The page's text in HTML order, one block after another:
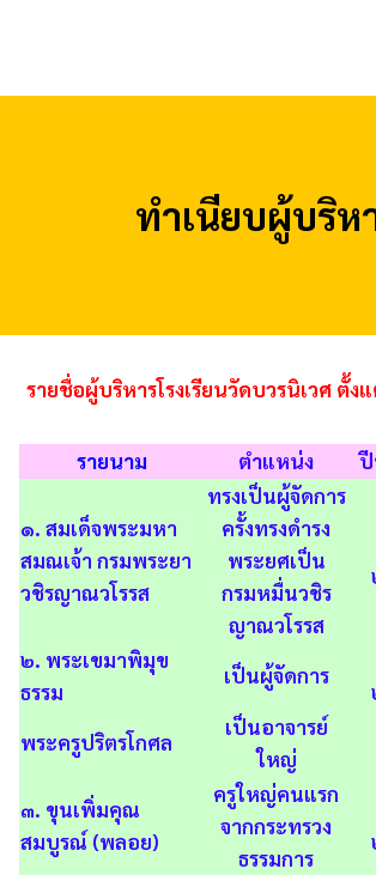
ทำเนียบผู้บริห
รายชื่อผู้บริหารโรงเรียนวัดบวรนิเวศ ตั้ง
รายนาม ตำแหน่ง ปี
๑. สมเด็จพระมหา
สมณเจ้า กรมพระยา
วชิรญาณวโรรส
ทรงเป็นผู้จัดการ
ครั้งทรงดำรง
พระยศเป็น
กรมหมื่นวชิร
ญาณวโรรส
๒. พระเขมาพิมุข
ธรรม
เป็นผู้จัดการ
พระครูปริตรโกศล
เป็นอาจารย์
ใหญ่
๓. ขุนเพิ่มคุณ
สมบูรณ์ (พลอย)
ครูใหญ่คนแรก
จากกระทรวง
ธรรมการ